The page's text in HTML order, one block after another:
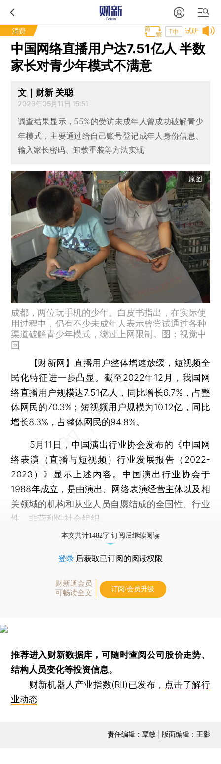
消费 试听
T中
中国网络直播用户达7.51亿人 半数
家长对青少年模式不满意
文｜财新 关聪
2023年05月11日 15:51
调查结果显示，55%的受访未成年人曾成功破解青少
年模式，主要通过给自己账号登记成年人身份信息、
输入家长密码、卸载重装等方法实现
原图
成都，两位玩手机的少年。白皮书指出，在实际使
用过程中，仍有不少未成年人表示曾尝试通过各种
渠道破解青少年模式，绕过上网限制。图：视觉中
国
【财新网】 直播用户整体增速放缓，短视频全
民化特征进一步凸显。截至2022年12月，我国网
络直播用户规模达7.51亿人，同比增长6.7%，占整
体网民的70.3%；短视频用户规模为10.12亿，同比
增长8.3%，占整体网民的94.8%。
5月11日，中国演出行业协会发布的《中国网
络表演（直播与短视频）行业发展报告（2022-
2023）》显示上述内容。中国演出行业协会于
1988年成立，是由演出、网络表演经营主体以及相
关领域的机构和从业人员自愿结成的全国性、行业
性、非营利性社会组织。
本文共计1482字 订阅后继续阅读
登录 后获取已订阅的阅读权限
财新通会员
可畅读全文
订阅/会员升级
推荐进入财新数据库 ，可随时查阅公司股价走势、
结构人员变化等投资信息。
财新机器人产业指数(RII)已发布， 点击了解行
业动态
责任编辑：覃敏 | 版面编辑：王影